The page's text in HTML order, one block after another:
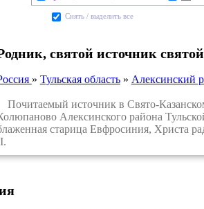
Cнять / выделить все
святой источник
» Тульская область» Алексинский
источник в Свято-Казанском
Алексинского района
старица Евфросиния, Христа